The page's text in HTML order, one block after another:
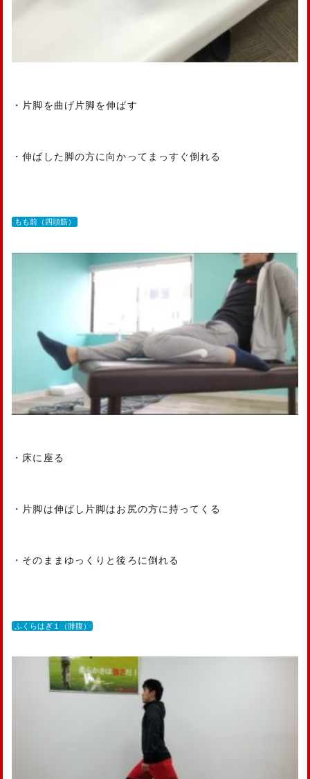
・片脚を曲げ片脚を伸ばす
・伸ばした脚の方に向かってまっすぐ倒れる
もも前（四頭筋）
・床に座る
・片脚は伸ばし片脚はお尻の方に持ってくる
・そのままゆっくりと後ろに倒れる
ふくらはぎ１（腓腹）